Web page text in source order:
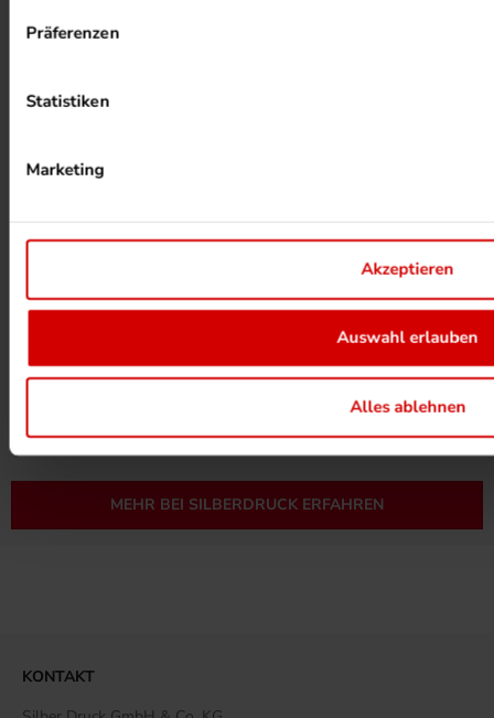
Präferenzen
Statistiken
Marketing
Akzeptieren
Auswahl erlauben
Alles ablehnen
UMWELTPROJEKTE ANSEHEN
MEHR BEI SILBERDRUCK ERFAHREN
KONTAKT